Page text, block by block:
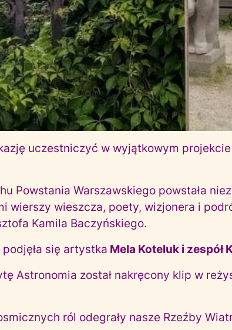
uczestniczyć w wyjątkowym projekcie
Powstania Warszawskiego powstała
wierszy wieszcza, poety, wizjonera i
Kamila Baczyńskiego.
się artystka Mela Koteluk i zespół
Astronomia został nakręcony klip w
ról odegrały nasze Rzeźby